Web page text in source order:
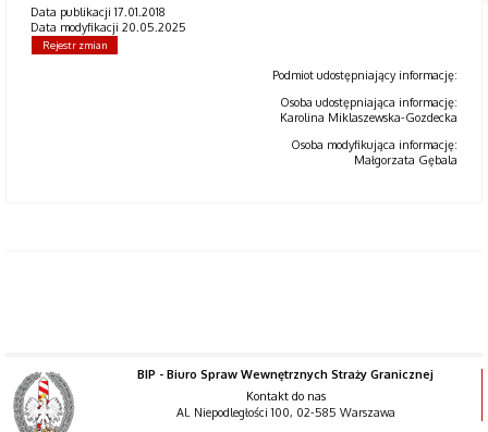
Data publikacji 17.01.2018
Data modyfikacji 20.05.2025
Rejestr zmian
Podmiot udostępniający informację:
Osoba udostępniająca informację:
Karolina Miklaszewska-Gozdecka
Osoba modyfikująca informację:
Małgorzata Gębala
BIP - Biuro Spraw Wewnętrznych Straży Granicznej
Kontakt do nas
Al. Niepodległości 100, 02-585 Warszawa